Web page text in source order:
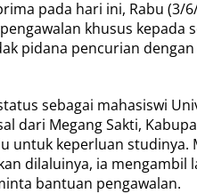
pada hari ini, Rabu (3/
khusus kepada
pidana pencurian dengan
sebagai mahasiswi
dari Megang Sakti,
untuk keperluan studinya.
dilaluinya, ia mengambil
bantuan pengawalan.